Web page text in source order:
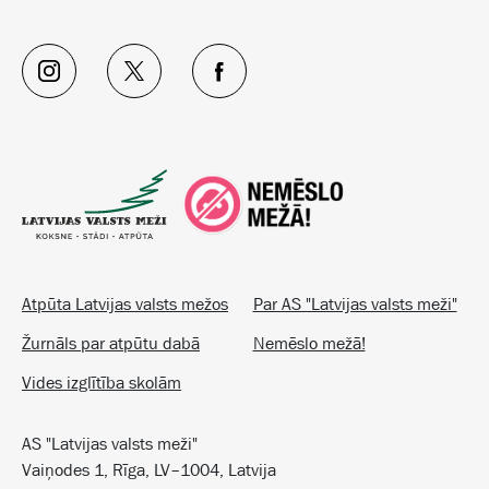
Atpūta Latvijas valsts mežos
Par AS "Latvijas valsts meži"
Žurnāls par atpūtu dabā
Nemēslo mežā!
Vides izglītība skolām
AS "Latvijas valsts meži"
Vaiņodes 1, Rīga, LV–1004, Latvija